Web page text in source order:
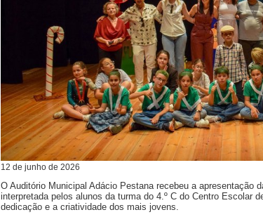
12 de junho de 2026
O Auditório Municipal Adácio Pestana recebeu a apresentação
interpretada pelos alunos da turma do 4.º C do Centro Escolar
dedicação e a criatividade dos mais jovens.